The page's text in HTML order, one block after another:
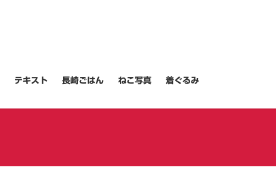
テキスト 長崎ごはん ねこ写真 着ぐるみ